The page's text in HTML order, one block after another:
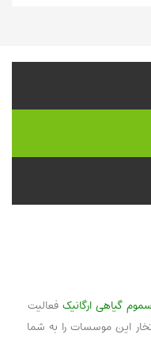
سموم گیاهی ارگانیک فعالیت
این موسسات را به شما